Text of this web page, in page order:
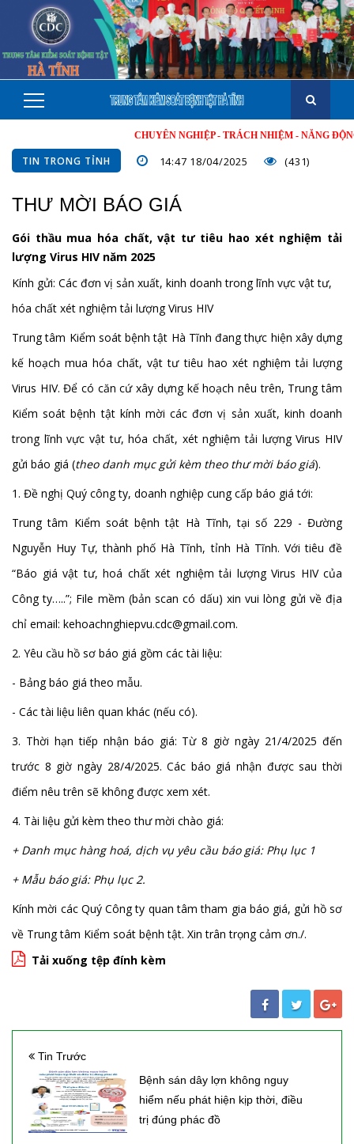
CHUYÊN NGHIỆP - TRÁCH NHIỆM - NĂNG ĐỘNG -
TIN TRONG TỈNH 14:47 18/04/2025 (431)
THƯ MỜI BÁO GIÁ
Gói thầu mua hóa chất, vật tư tiêu hao xét nghiệm tải
lượng Virus HIV năm 2025
Kính gửi: Các đơn vị sản xuất, kinh doanh trong lĩnh vực vật tư,
hóa chất xét nghiệm tải lượng Virus HIV
Trung tâm Kiểm soát bệnh tật Hà Tĩnh đang thực hiện xây dựng
kế hoạch mua hóa chất, vật tư tiêu hao xét nghiệm tải lượng
Virus HIV. Để có căn cứ xây dựng kế hoạch nêu trên, Trung tâm
Kiểm soát bệnh tật kính mời các đơn vị sản xuất, kinh doanh
trong lĩnh vực vật tư, hóa chất, xét nghiệm tải lượng Virus HIV
gửi báo giá (theo danh mục gửi kèm theo thư mời báo giá).
1. Đề nghị Quý công ty, doanh nghiệp cung cấp báo giá tới:
Trung tâm Kiểm soát bệnh tật Hà Tĩnh, tại số 229 - Đường
Nguyễn Huy Tự, thành phố Hà Tĩnh, tỉnh Hà Tĩnh. Với tiêu đề
“Báo giá vật tư, hoá chất xét nghiệm tải lượng Virus HIV của
Công ty…..”; File mềm (bản scan có dấu) xin vui lòng gửi về địa
chỉ email: kehoachnghiepvu.cdc@gmail.com.
2. Yêu cầu hồ sơ báo giá gồm các tài liệu:
- Bảng báo giá theo mẫu.
- Các tài liệu liên quan khác (nếu có).
3. Thời hạn tiếp nhận báo giá: Từ 8 giờ ngày 21/4/2025 đến
trước 8 giờ ngày 28/4/2025. Các báo giá nhận được sau thời
điểm nêu trên sẽ không được xem xét.
4. Tài liệu gửi kèm theo thư mời chào giá:
+ Danh mục hàng hoá, dịch vụ yêu cầu báo giá: Phụ lục 1
+ Mẫu báo giá: Phụ lục 2.
Kính mời các Quý Công ty quan tâm tham gia báo giá, gửi hồ sơ
về Trung tâm Kiểm soát bệnh tật. Xin trân trọng cảm ơn./.
Tải xuống tệp đính kèm
Tin Trước
Bệnh sán dây lợn không nguy
hiểm nếu phát hiện kịp thời, điều
trị đúng phác đồ